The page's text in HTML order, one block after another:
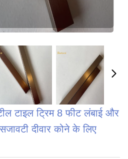
टाइल ट्रिम 8 फीट लंबाई और
दीवार कोने के लिए